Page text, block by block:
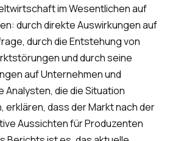
im Wesentlichen auf
durch direkte Auswirkungen auf
durch die Entstehung von
und durch seine
auf Unternehmen und
Analysten, die die Situation
dass der Markt nach der
Aussichten für Produzenten